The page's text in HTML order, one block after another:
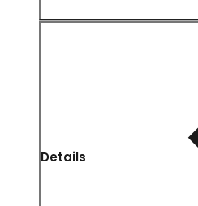
Details